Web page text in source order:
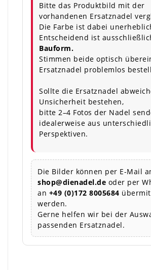
Bitte das Produktbild mit der
vorhandenen Ersatznadel
Die Farbe ist dabei
Entscheidend ist
Bauform.
Stimmen beide optisch
Ersatznadel problemlos
Sollte die Ersatznadel
Unsicherheit bestehen,
bitte 2–4 Fotos der Nadel
idealerweise aus
Perspektiven.
Die Bilder können per E-Mail
shop@dienadel.de oder per
an +49 (0)172 8005684
werden.
Gerne helfen wir bei der
passenden Ersatznadel.